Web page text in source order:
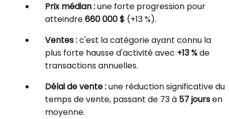
Prix médian :une forte progression pour
atteindre660 000 $ (+13 %).
Ventes :c'est la catégorie ayant connu la
plus forte hausse d'activité avec +13 %de
transactions annuelles.
Délai de vente :une réduction significative du
temps de vente, passant de 73 à 57 joursen
moyenne.